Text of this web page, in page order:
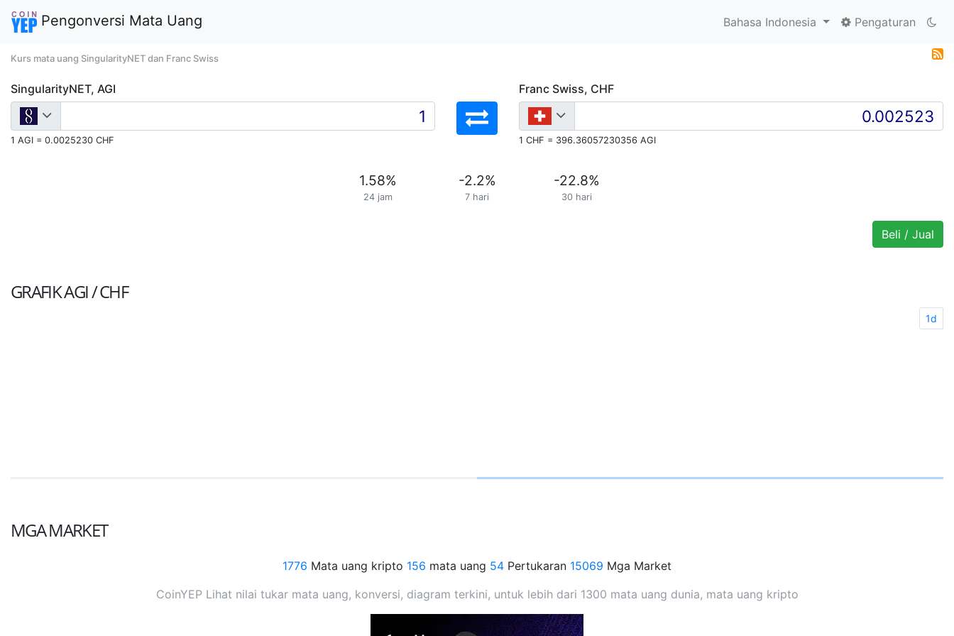
Pengonversi Mata Uang Bahasa Indonesia Pengaturan
Kurs mata uang SingularityNET dan Franc Swiss
SingularityNET, AGI
1 AGI = 0.0025230 CHF
Franc Swiss, CHF
1 CHF = 396.36057230356 AGI
1.58%
24 jam
-2.2%
7 hari
-22.8%
30 hari
Beli / Jual
GRAFIKAGI / CHF
1d
MGA MARKET
1776 Mata uang kripto 156 mata uang 54 Pertukaran 15069 Mga Market
CoinYEP Lihat nilai tukar mata uang, konversi, diagram terkini, untuk lebih dari 1300 mata uang dunia, mata uang kripto